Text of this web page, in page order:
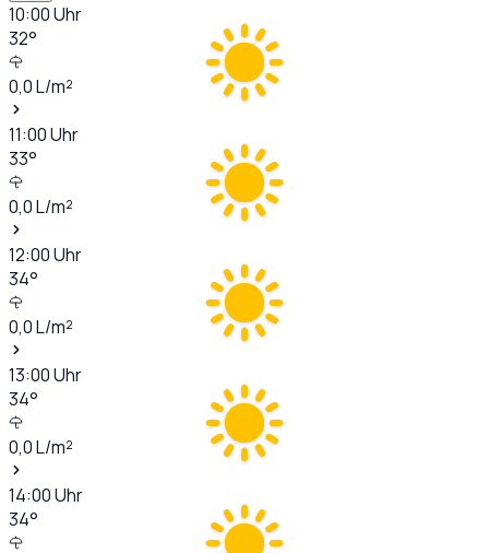
10:00Uhr
32°
0,0L/m²
11:00Uhr
33°
0,0L/m²
12:00Uhr
34°
0,0L/m²
13:00Uhr
34°
0,0L/m²
14:00Uhr
34°